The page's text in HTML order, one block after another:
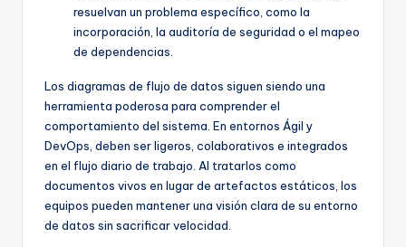
resuelvan un problema específico, como la
incorporación, la auditoría de seguridad o el mapeo
de dependencias.
Los diagramas de flujo de datos siguen siendo una
herramienta poderosa para comprender el
comportamiento del sistema. En entornos Ágil y
DevOps, deben ser ligeros, colaborativos e integrados
en el flujo diario de trabajo. Al tratarlos como
documentos vivos en lugar de artefactos estáticos, los
equipos pueden mantener una visión clara de su entorno
de datos sin sacrificar velocidad.